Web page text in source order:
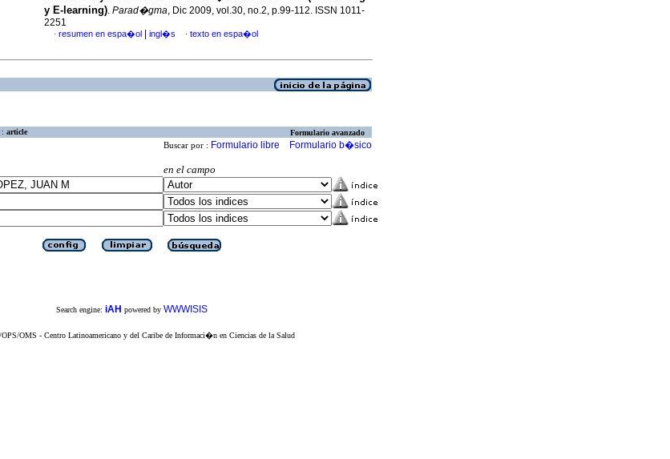
y E-learning). Parad�gma, Dic 2009, vol.30, no.2, p.99-112. ISSN 1011-
2251
· resumen en espa�ol ingl�s · texto en espa�ol
: article Formulario avanzado
Buscar por : Formulario libre Formulario b�sico
en el campo
Search engine: iAH powered by WWWISIS
OMS - Centro Latinoamericano y del Caribe de Informaci�n en Ciencias de la Salud